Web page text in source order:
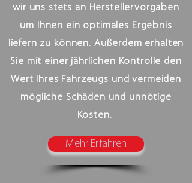
wir uns stets an Herstellervorgaben
um Ihnen ein optimales Ergebnis
liefern zu können. Außerdem erhalten
Sie mit einer jährlichen Kontrolle den
Wert Ihres Fahrzeugs und vermeiden
mögliche Schäden und unnötige
Kosten.
Mehr Erfahren